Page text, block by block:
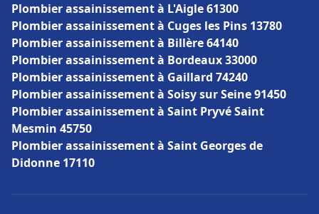
Plombier assainissement à L'Aigle 61300
Plombier assainissement à Cuges les Pins 13780
Plombier assainissement à Billère 64140
Plombier assainissement à Bordeaux 33000
Plombier assainissement à Gaillard 74240
Plombier assainissement à Soisy sur Seine 91450
Plombier assainissement à Saint Pryvé Saint
Mesmin 45750
Plombier assainissement à Saint Georges de
Didonne 17110